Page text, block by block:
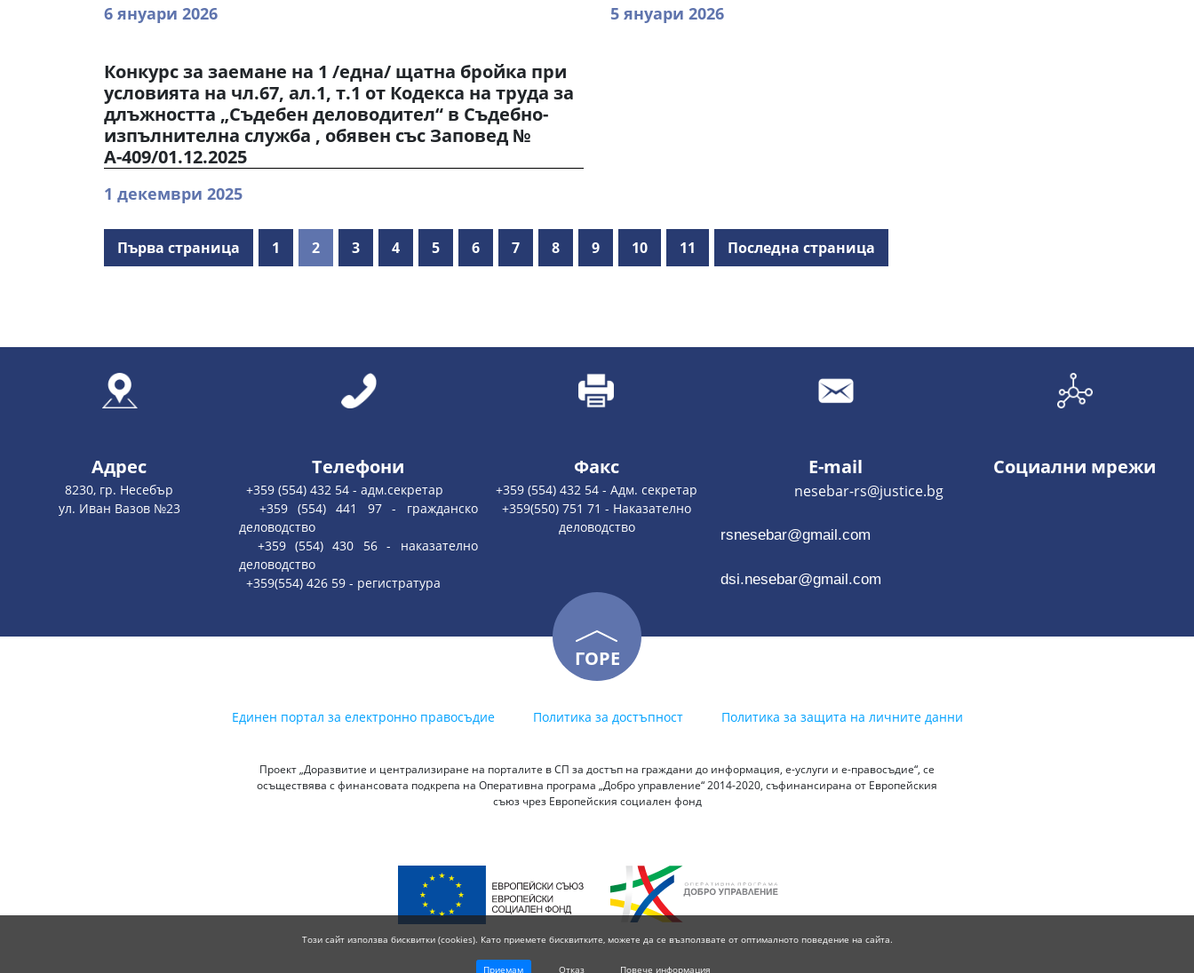
6 януари 2026 5 януари 2026
Конкурс за заемане на 1 /една/ щатна бройка при
условията на чл.67, ал.1, т.1 от Кодекса на труда за
длъжността „Съдебен деловодител“ в Съдебно-
изпълнителна служба , обявен със Заповед №
А-409/01.12.2025
1 декември 2025
Първа страница 1 2 3 4 5 6 7 8 9 10 11 Последна страница
Адрес
8230, гр. Несебър
ул. Иван Вазов №23
Телефони
+359 (554) 432 54 - адм.секретар
+359 (554) 441 97 - гражданско
деловодство
+359 (554) 430 56 - наказателно
деловодство
+359(554) 426 59 - регистратура
Факс
+359 (554) 432 54 - Адм. секретар
+359(550) 751 71 - Наказателно
деловодство
E-mail
nesebar-rs@justice.bg
rsnesebar@gmail.com
dsi.nesebar@gmail.com
Социални мрежи
ГОРЕ
Единен портал за електронно правосъдие Политика за достъпност Политика за защита на личните данни
Проект „Доразвитие и централизиране на порталите в СП за достъп на граждани до информация, е-услуги и е-правосъдие“, се
осъществява с финансовата подкрепа на Оперативна програма „Добро управление“ 2014-2020, съфинансирана от Европейския
съюз чрез Европейския социален фонд
Този сайт използва бисквитки (cookies). Като приемете бисквитките, можете да се възползвате от оптималното поведение на сайта.
Приемам Отказ Повече информация